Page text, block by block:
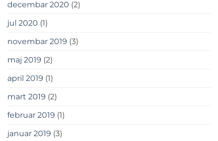
decembar 2020 (2)
jul 2020 (1)
novembar 2019 (3)
maj 2019 (2)
april 2019 (1)
mart 2019 (2)
februar 2019 (1)
januar 2019 (3)